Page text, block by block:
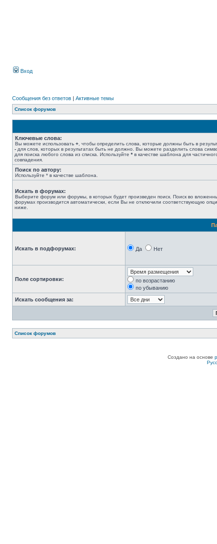
Вход
Сообщения без ответов | Активные темы
Список форумов
Ключевые слова:
Вы можете использовать + , чтобы определить слова, которые должны быть в
- для слов, которых в результатах быть не должно. Вы можете разделить слова
для поиска любого слова из списка. Используйте * в качестве шаблона для
совпадения.
Поиск по автору:
Используйте * в качестве шаблона.
Искать в форумах:
Выберите форум или форумы, в которых будет произведен поиск. Поиск во
форумах производится автоматически, если Вы не отключили соответствующую
ниже.
Искать в подфорумах: Да Нет
Поле сортировки:
по возрастанию
по убыванию
Искать сообщения за:
Список форумов
Создано на основе